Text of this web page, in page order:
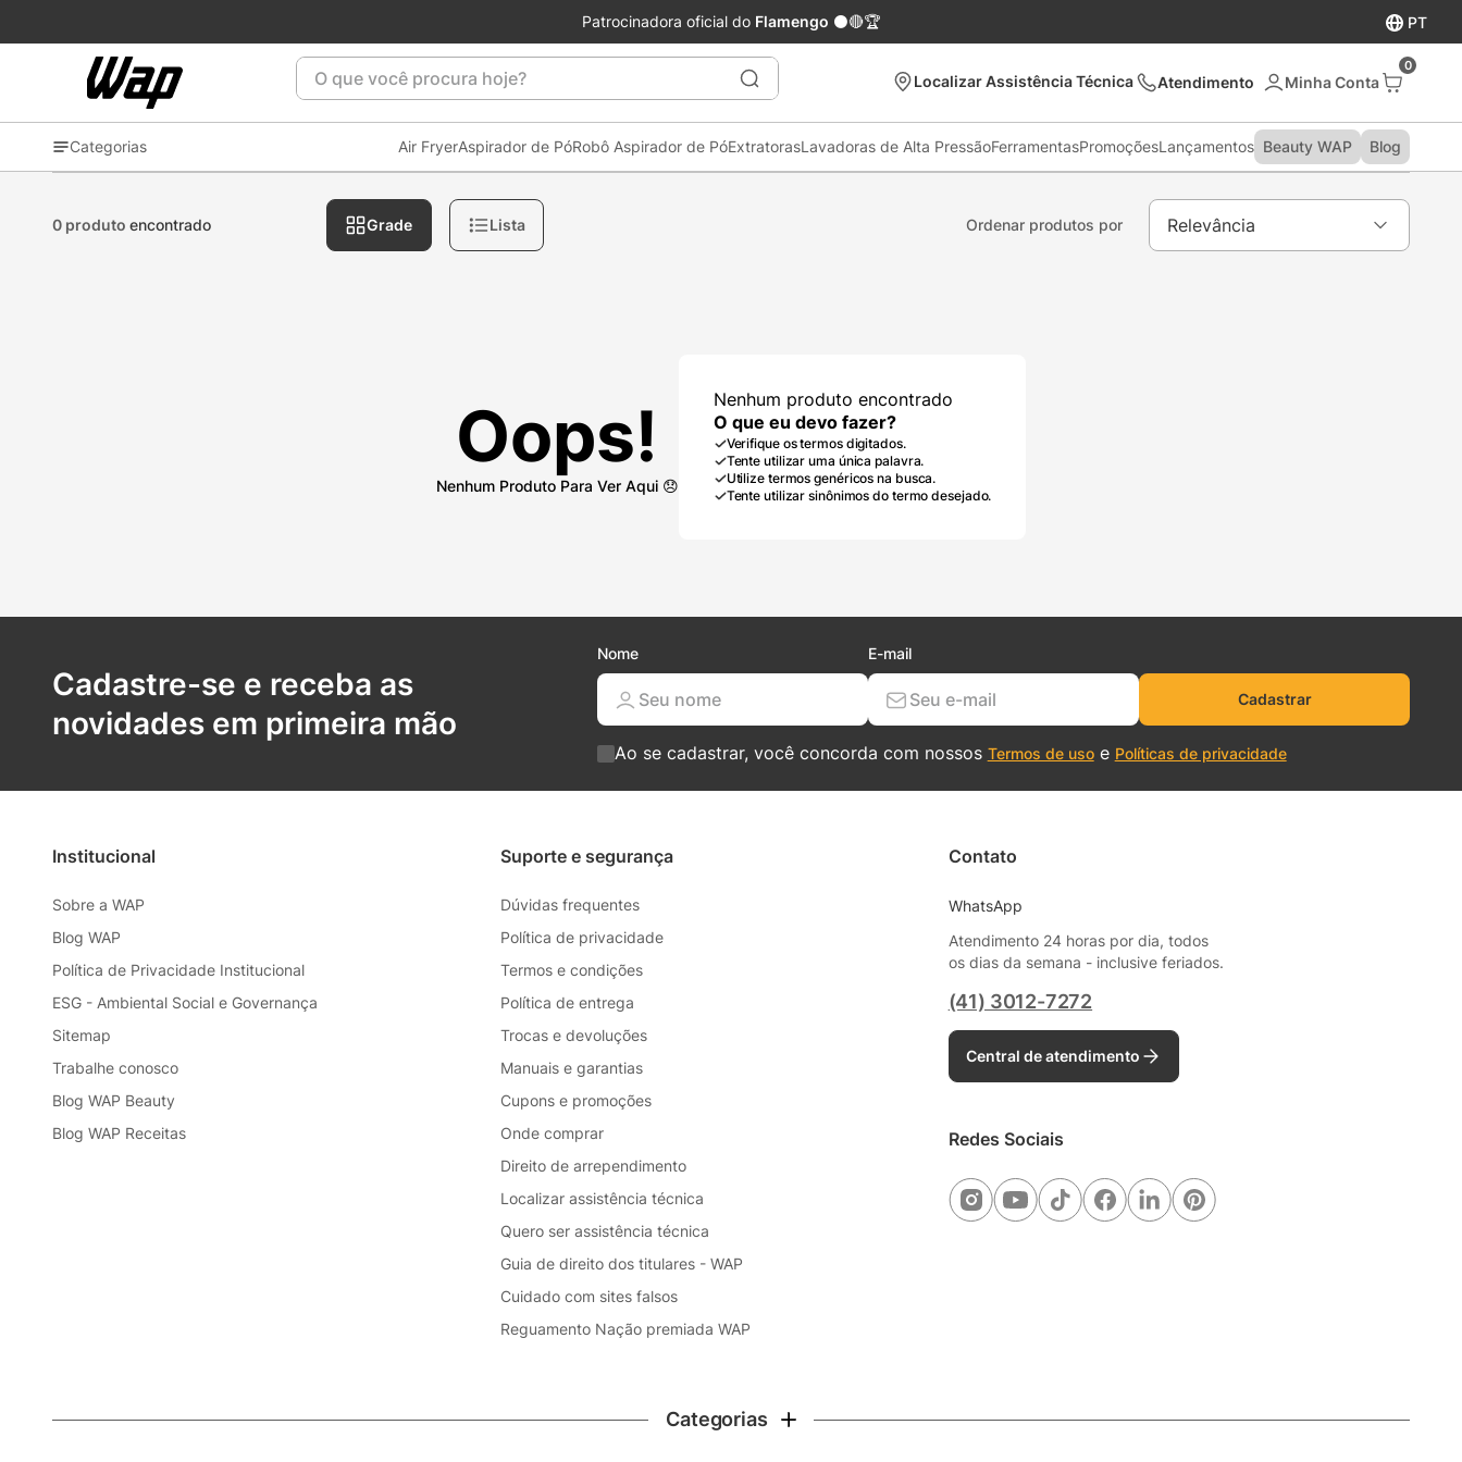
PT
Patrocinadora oficial do Flamengo ⚫🔴🏆
O que você procura hoje?
Localizar Assistência Técnica Atendimento
0
Categorias Air FryerAspirador de PóRobô Aspirador de PóExtratorasLavadoras de Alta PressãoFerramentasPromoçõesLançamentos Beauty WAP Blog
0 produto encontrado Grade Lista Relevância
Oops!
Nenhum produto encontrado
O que eu devo fazer?
Verifique os termos digitados.
Tente utilizar uma única palavra.
Utilize termos genéricos na busca.
Tente utilizar sinônimos do termo desejado.
Cadastre-se e receba as
novidades em primeira mão
Nome E-mail
Cadastrar
Ao se cadastrar, você concorda com nossos Termos de usoe Políticas de privacidade
Institucional
Sobre a WAP
Blog WAP
Política de Privacidade Institucional
ESG - Ambiental Social e Governança
Sitemap
Trabalhe conosco
Blog WAP Beauty
Blog WAP Receitas
Suporte e segurança
Dúvidas frequentes
Política de privacidade
Termos e condições
Política de entrega
Trocas e devoluções
Manuais e garantias
Cupons e promoções
Onde comprar
Direito de arrependimento
Localizar assistência técnica
Quero ser assistência técnica
Guia de direito dos titulares - WAP
Cuidado com sites falsos
Reguamento Nação premiada WAP
Contato
WhatsApp
Atendimento 24 horas por dia, todos
os dias da semana - inclusive feriados.
(41) 3012-7272
Central de atendimento
Redes Sociais
Categorias